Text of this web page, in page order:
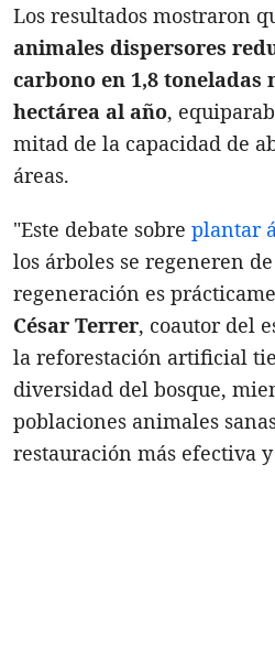
Los resultados mostraron
animales dispersores
carbono en 1,8 toneladas
hectárea al año,
mitad de la capacidad de
áreas.
"Este debate sobre plantar
los árboles se regeneren
regeneración es
César Terrer, coautor del
la reforestación artificial
diversidad del bosque,
poblaciones animales
restauración más efectiva